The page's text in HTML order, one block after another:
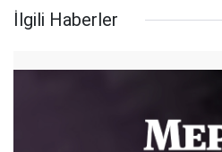
İlgili Haberler